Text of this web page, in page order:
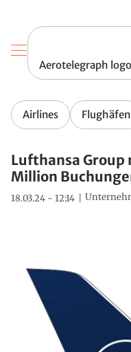
Aerotelegraph logo
Airlines Flughäfen
Lufthansa Group
Million
18.03.24 - 12:14